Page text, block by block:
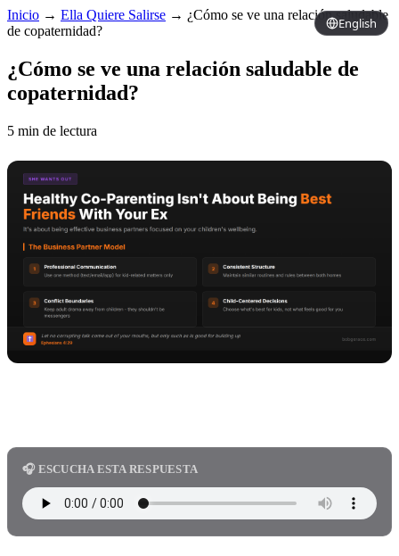
English
Inicio → Ella Quiere Salirse → ¿Cómo se ve una relación saludable
de copaternidad?
¿Cómo se ve una relación saludable de
copaternidad?
5 min de lectura
🎧 ESCUCHA ESTA RESPUESTA